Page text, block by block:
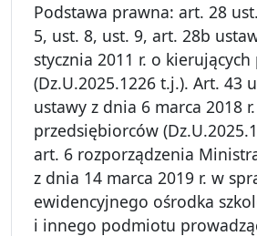
Podstawa prawna: art. 28
5, ust. 8, ust. 9, art. 28b
stycznia 2011 r. o
(Dz.U.2025.1226 t.j.). Art. 43
ustawy z dnia 6 marca 2018
przedsiębiorców
art. 6 rozporządzenia
z dnia 14 marca 2019 r. w
ewidencyjnego ośrodka
i innego podmiotu